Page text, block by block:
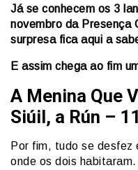
Já se conhecem os 3
novembro da Presença
surpresa fica aqui a
E assim chega ao fim
A Menina Que
Siúil, a Rún – 11
Por fim, tudo se
onde os dois